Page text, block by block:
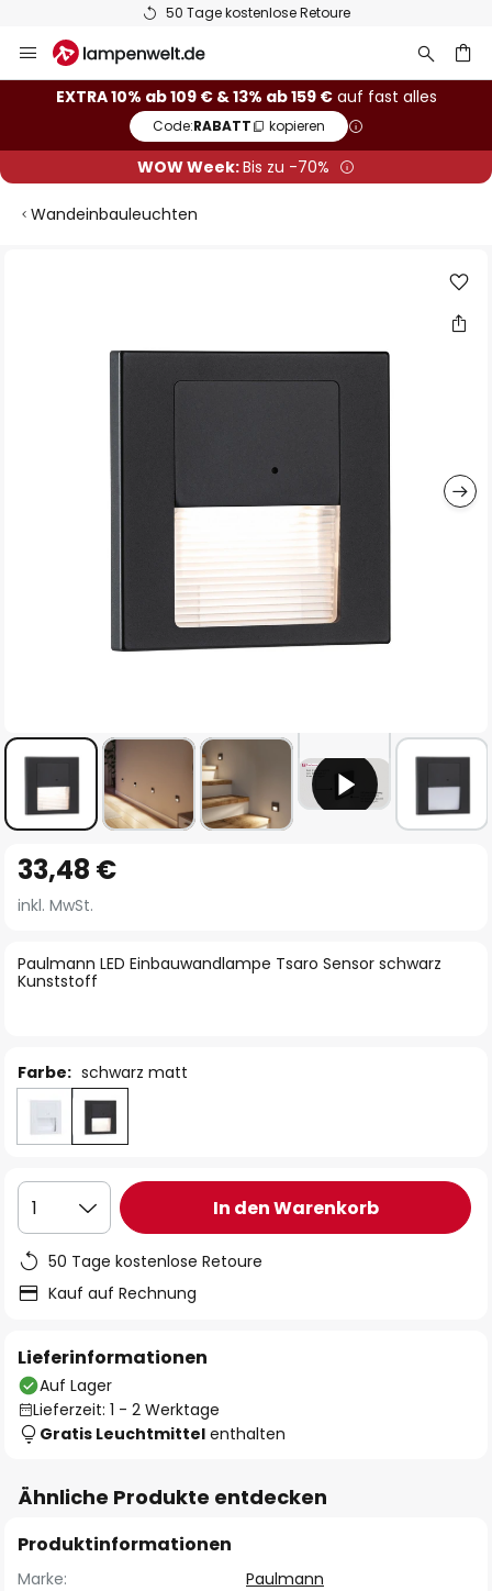
50 Tage kostenlose Retoure
Inhalt
springen
EXTRA 10% ab 109 € & 13% ab 159 €auf fast alles
Code:RABATT kopieren
WOW Week:Bis zu -70%
Wandeinbauleuchten
Anfang
der
springen
Paulmann LED Einbauwandlampe Tsaro Sensor schwarz
Kunststoff
33,48 €
inkl. MwSt.
Farbe: schwarz matt
1 In den Warenkorb
50 Tage kostenlose Retoure
Kauf auf Rechnung
Lieferinformationen
Auf Lager
Lieferzeit: 1 - 2 Werktage
Gratis Leuchtmittel enthalten
Ähnliche Produkte entdecken
Produktinformationen
Marke:
Paulmann